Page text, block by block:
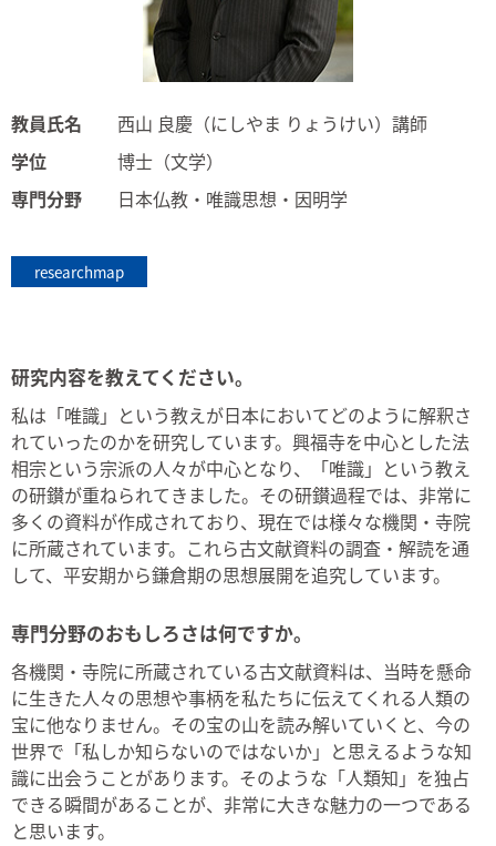
教員氏名
西山 良慶（にしやま りょうけい）講師
学位
博士（文学）
専門分野
日本仏教・唯識思想・因明学
researchmap
研究内容を教えてください。
私は「唯識」という教えが日本においてどのように解釈さ
れていったのかを研究しています。興福寺を中心とした法
相宗という宗派の人々が中心となり、「唯識」という教え
の研鑚が重ねられてきました。その研鑚過程では、非常に
多くの資料が作成されており、現在では様々な機関・寺院
に所蔵されています。これら古文献資料の調査・解読を通
して、平安期から鎌倉期の思想展開を追究しています。
専門分野のおもしろさは何ですか。
各機関・寺院に所蔵されている古文献資料は、当時を懸命
に生きた人々の思想や事柄を私たちに伝えてくれる人類の
宝に他なりません。その宝の山を読み解いていくと、今の
世界で「私しか知らないのではないか」と思えるような知
識に出会うことがあります。そのような「人類知」を独占
できる瞬間があることが、非常に大きな魅力の一つである
と思います。